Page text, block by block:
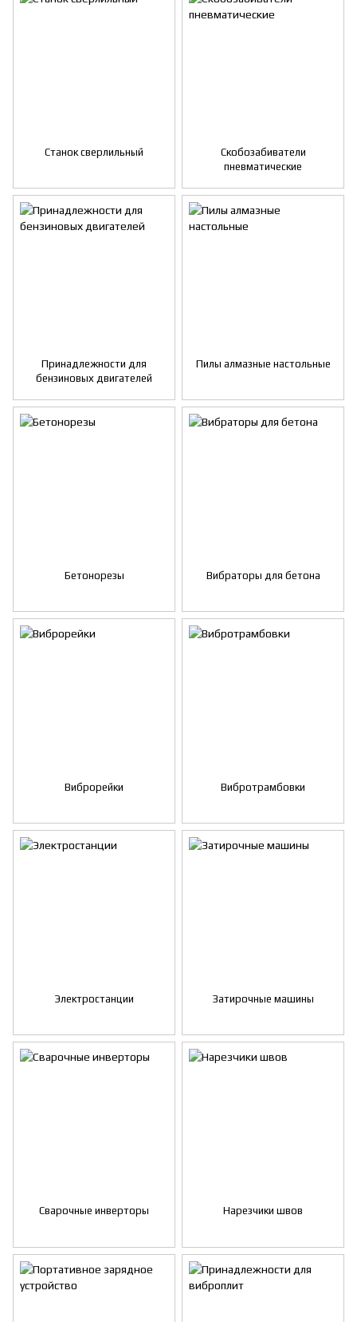
Станок сверлильный
Скобозабиватели
пневматические
Принадлежности для
бензиновых двигателей
Пилы алмазные настольные
Бетонорезы Вибраторы для бетона
Виброрейки Вибротрамбовки
Электростанции Затирочные машины
Сварочные инверторы Нарезчики швов